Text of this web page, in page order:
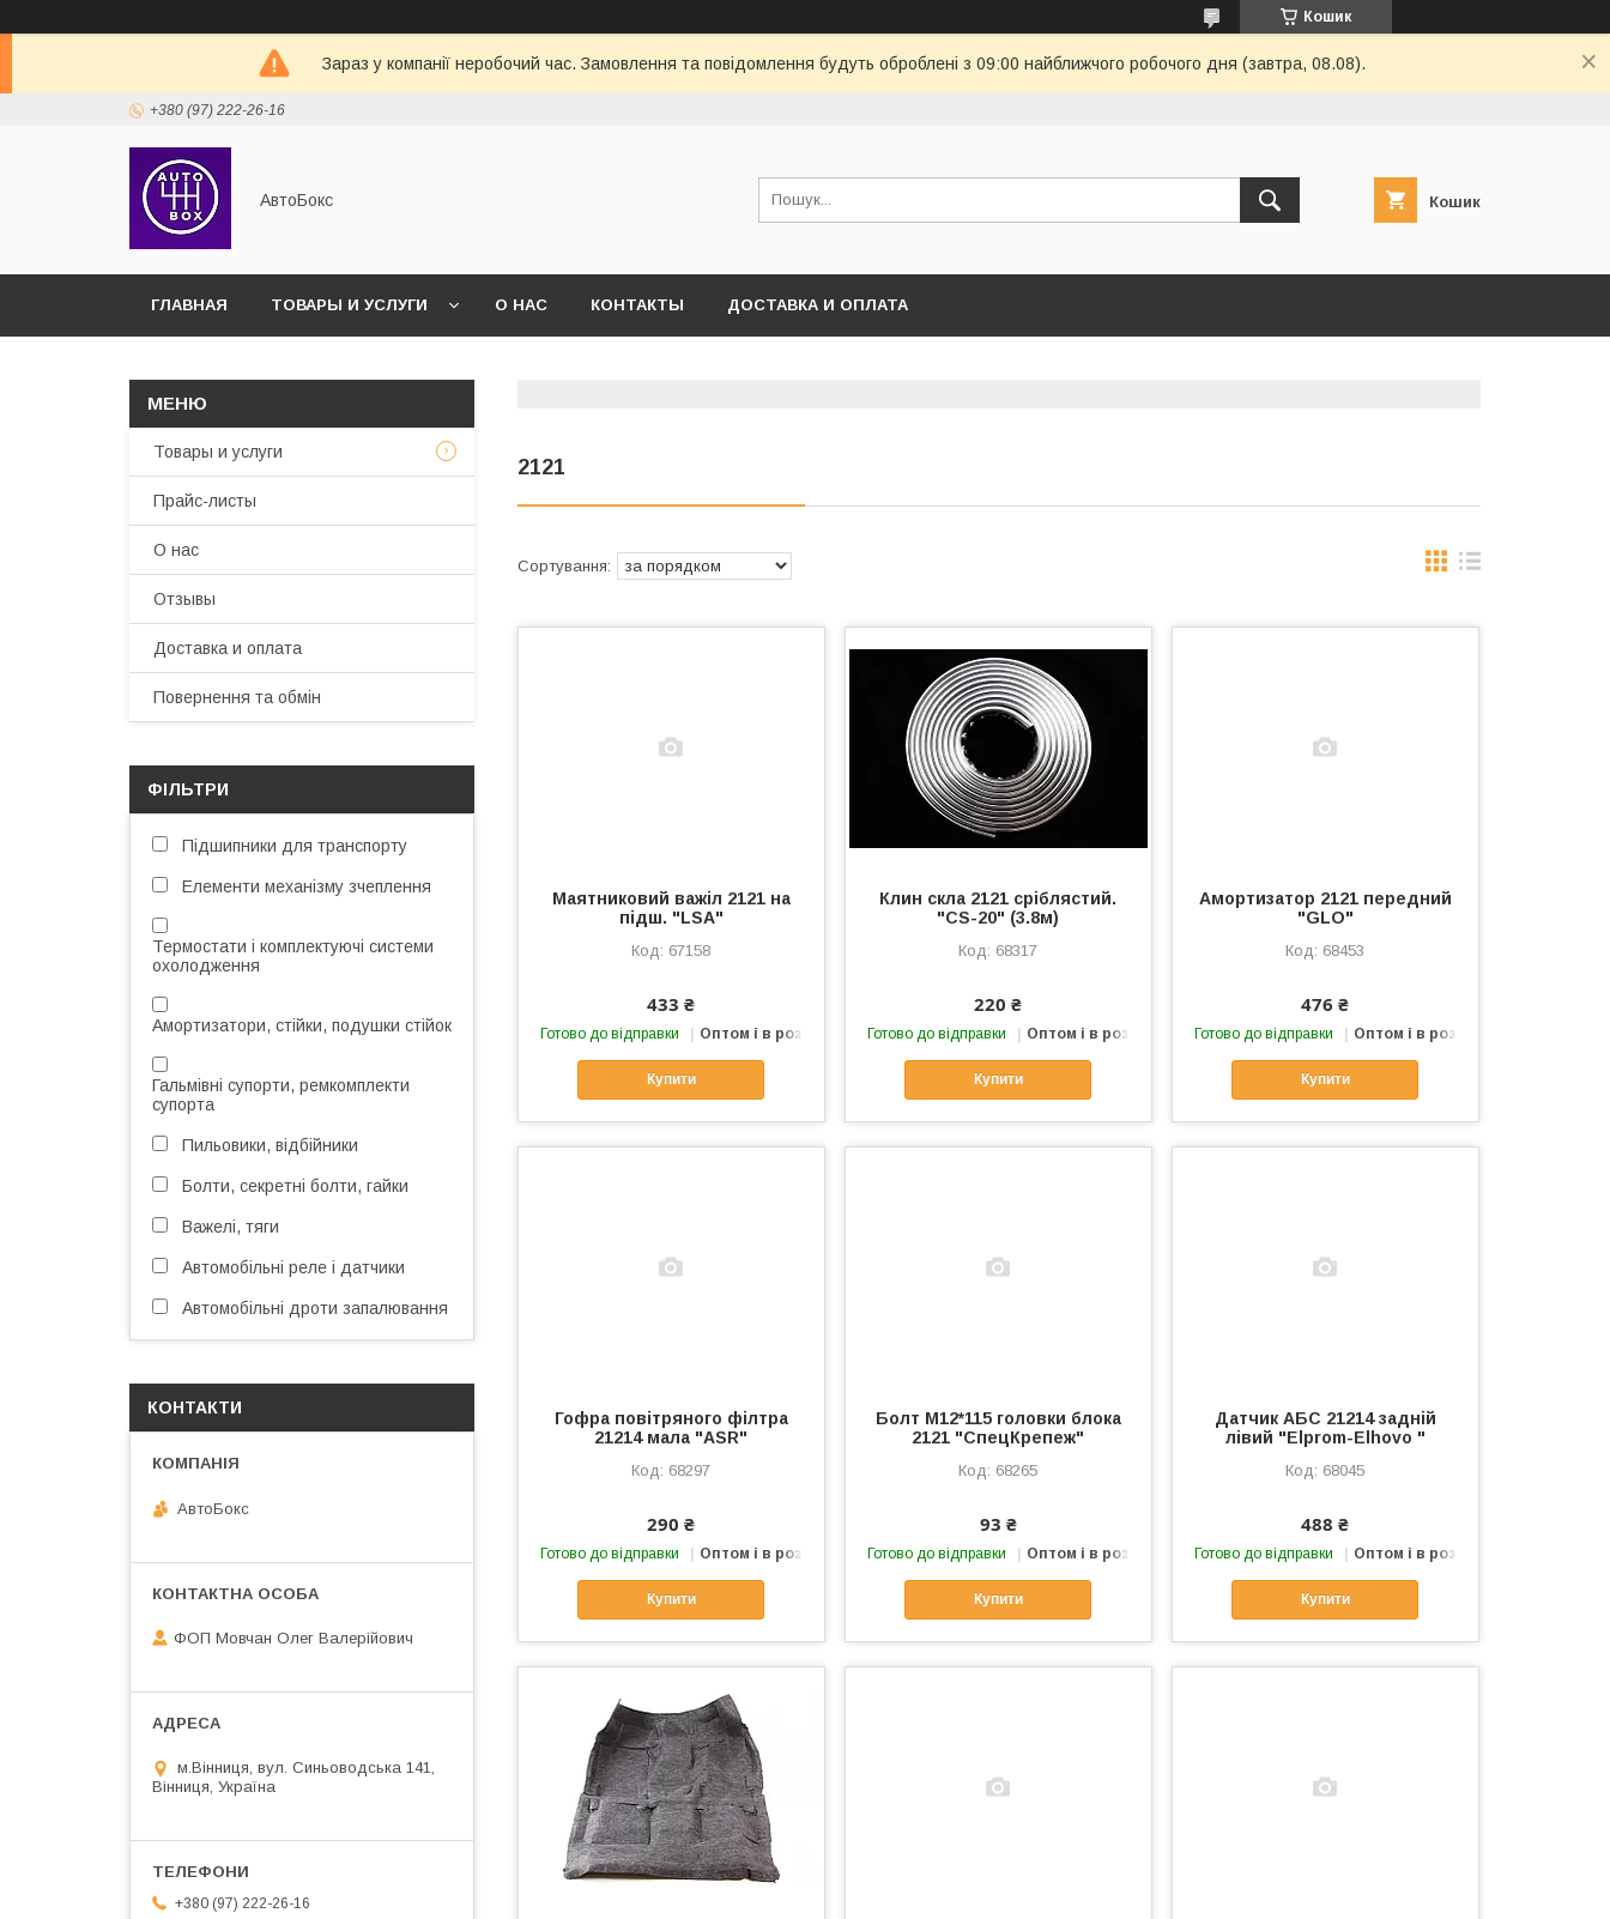
Кошик
Зараз у компанії неробочий час. Замовлення та повідомлення будуть оброблені з 09:00 найближчого робочого дня (завтра, 08.08).
+380 (97) 222-26-16
АвтоБокс Кошик
ГЛАВНАЯ ТОВАРЫ И УСЛУГИ О НАС КОНТАКТЫ ДОСТАВКА И ОПЛАТА
2121
Маятниковий важіл 2121 на
підш. "LSA"
67158
433 ₴
Готово до відправки Оптом і в роздріб
Купити
Клин скла 2121 сріблястий.
"CS-20" (3.8м)
68317
220 ₴
Готово до відправки Оптом і в роздріб
Купити
Амортизатор 2121 передний
"GLO"
68453
476 ₴
Готово до відправки Оптом і в роздріб
Купити
Гофра повітряного філтра
21214 мала "ASR"
68297
290 ₴
Готово до відправки Оптом і в роздріб
Купити
Болт M12*115 головки блока
2121 "СпецКрепеж"
68265
93 ₴
Готово до відправки Оптом і в роздріб
Купити
Датчик АБС 21214 задній
лівий "Elprom-Elhovo "
68045
488 ₴
Готово до відправки Оптом і в роздріб
Купити
Товары и услуги
Прайс-листы
О нас
Отзывы
Доставка и оплата
Повернення та обмін
ФІЛЬТРИ
Підшипники для транспорту
Елементи механізму зчеплення
Термостати і комплектуючі системи
охолодження
Амортизатори, стійки, подушки стійок
Гальмівні супорти, ремкомплекти
супорта
Пильовики, відбійники
Болти, секретні болти, гайки
Важелі, тяги
Автомобільні реле і датчики
Автомобільні дроти запалювання
КОНТАКТИ
АвтоБокс
ФОП Мовчан Олег Валерійович
м.Вінниця, вул. Синьоводська 141,
Вінниця, Україна
+380 (97) 222-26-16